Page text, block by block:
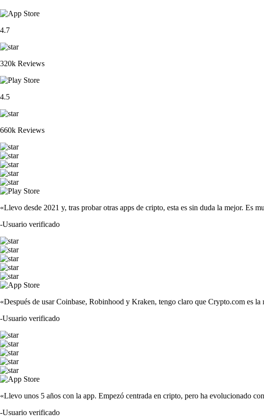
4.7
320k Reviews
4.5
660k Reviews
«Llevo desde 2021 y, tras probar otras apps de cripto, esta es sin duda la mejor. Es
-Usuario verificado
«Después de usar Coinbase, Robinhood y Kraken, tengo claro que Crypto.com es
-Usuario verificado
«Llevo unos 5 años con la app. Empezó centrada en cripto, pero ha evolucionado
-Usuario verificado